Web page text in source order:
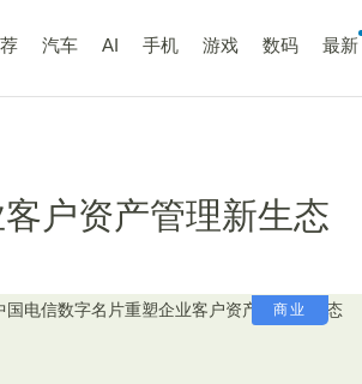
汽车 AI 手机 游戏 数码 最新
户资产管理新生态
商业